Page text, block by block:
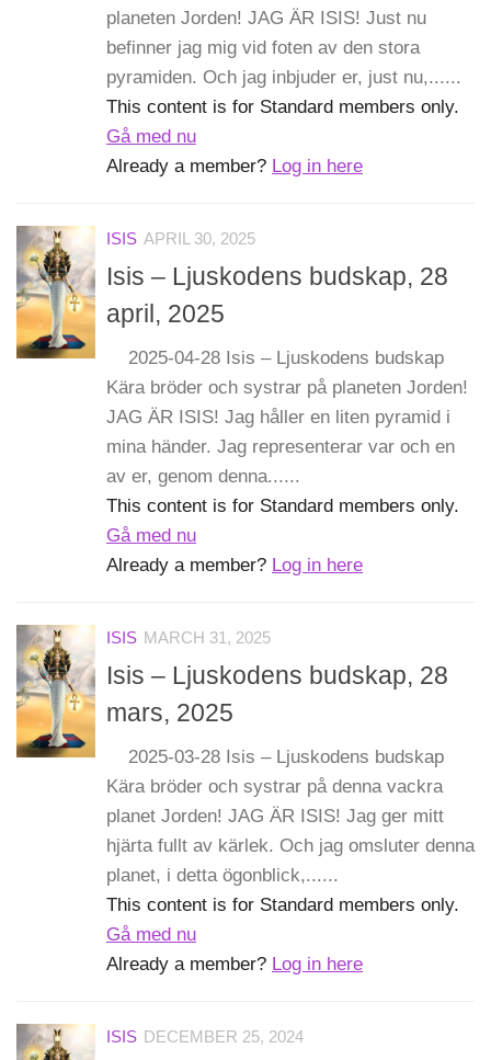
planeten Jorden! JAG ÄR ISIS! Just nu
befinner jag mig vid foten av den stora
pyramiden. Och jag inbjuder er, just nu,......
This content is for Standard members only.
Gå med nu
Already a member? Log in here
ISIS APRIL 30, 2025
Isis – Ljuskodens budskap, 28
april, 2025
2025-04-28 Isis – Ljuskodens budskap
Kära bröder och systrar på planeten Jorden!
JAG ÄR ISIS! Jag håller en liten pyramid i
mina händer. Jag representerar var och en
av er, genom denna......
This content is for Standard members only.
Gå med nu
Already a member? Log in here
ISIS MARCH 31, 2025
Isis – Ljuskodens budskap, 28
mars, 2025
2025-03-28 Isis – Ljuskodens budskap
Kära bröder och systrar på denna vackra
planet Jorden! JAG ÄR ISIS! Jag ger mitt
hjärta fullt av kärlek. Och jag omsluter denna
planet, i detta ögonblick,......
This content is for Standard members only.
Gå med nu
Already a member? Log in here
ISIS DECEMBER 25, 2024